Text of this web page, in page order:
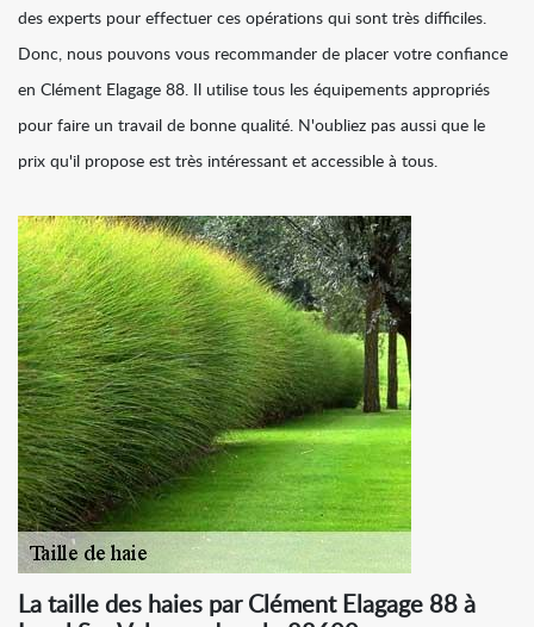
des experts pour effectuer ces opérations qui sont très difficiles.
Donc, nous pouvons vous recommander de placer votre confiance
en Clément Elagage 88. Il utilise tous les équipements appropriés
pour faire un travail de bonne qualité. N'oubliez pas aussi que le
prix qu'il propose est très intéressant et accessible à tous.
La taille des haies par Clément Elagage 88 à